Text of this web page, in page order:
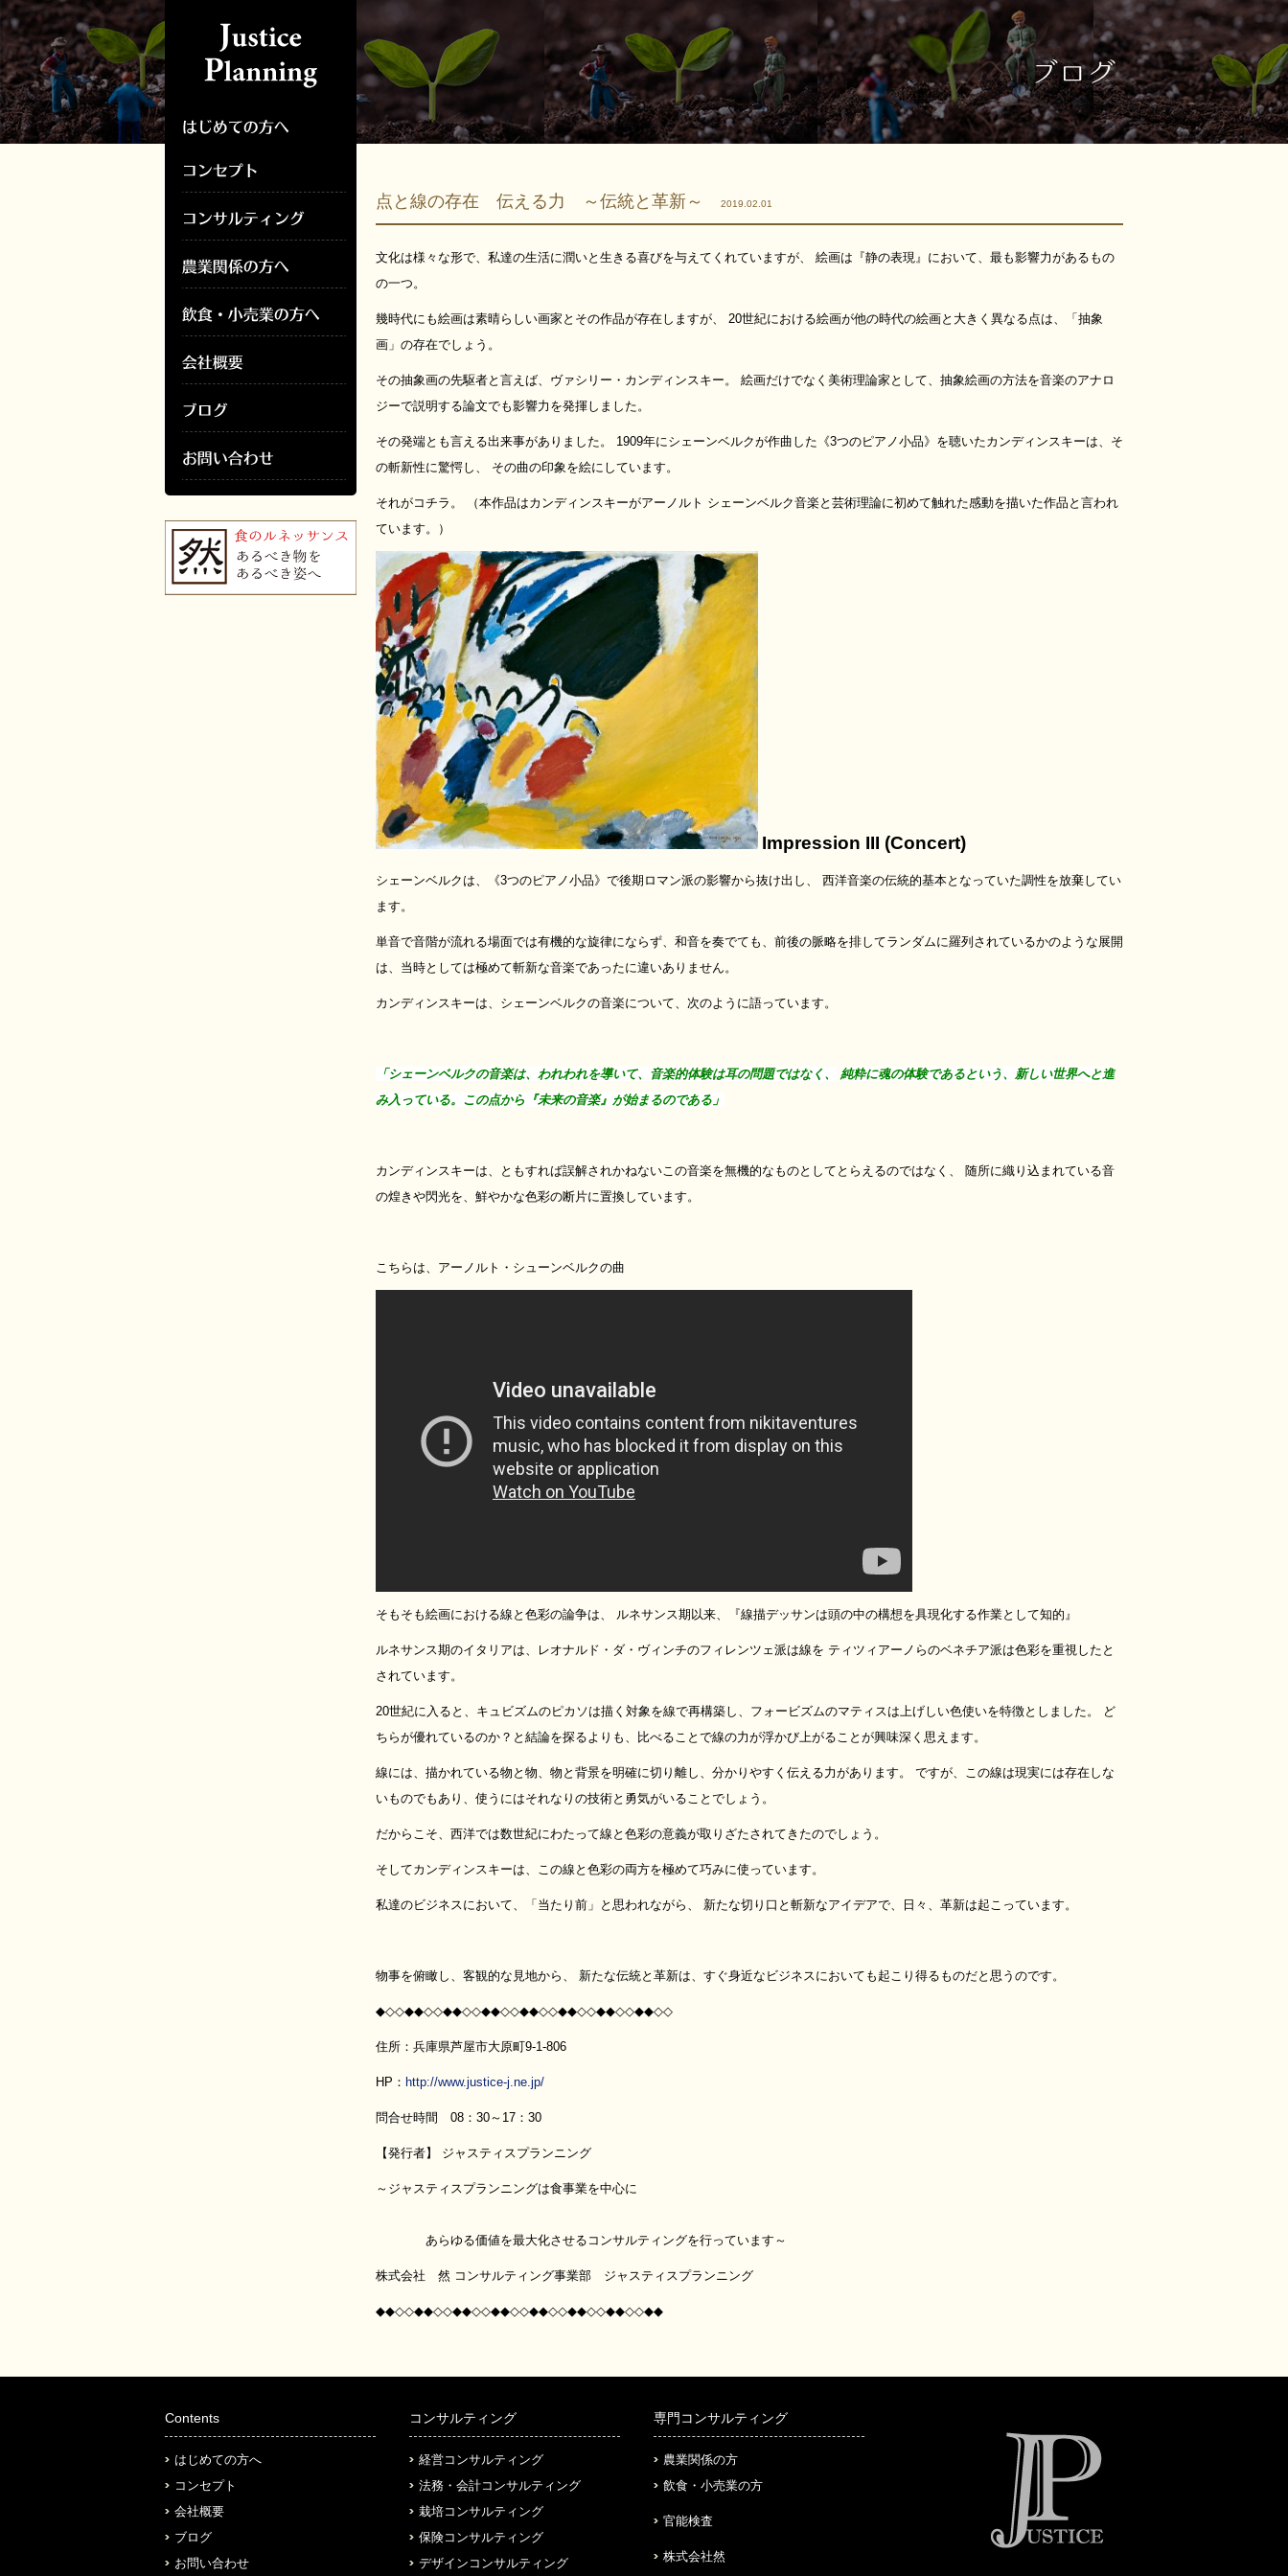
点と線の存在 伝える力 ～伝統と革新～ 2019.02.01
文化は様々な形で、私達の生活に潤いと生きる喜びを与えてくれていますが、 絵画は『静の表現』において、最も影響力があるもの
の一つ。
幾時代にも絵画は素晴らしい画家とその作品が存在しますが、 20世紀における絵画が他の時代の絵画と大きく異なる点は、「抽象
画」の存在でしょう。
その抽象画の先駆者と言えば、ヴァシリー・カンディンスキー。 絵画だけでなく美術理論家として、抽象絵画の方法を音楽のアナロ
ジーで説明する論文でも影響力を発揮しました。
その発端とも言える出来事がありました。 1909年にシェーンベルクが作曲した《3つのピアノ小品》を聴いたカンディンスキーは、そ
の斬新性に驚愕し、 その曲の印象を絵にしています。
それがコチラ。 （本作品はカンディンスキーがアーノルト シェーンベルク音楽と芸術理論に初めて触れた感動を描いた作品と言われ
ています。）
Impression III (Concert)
シェーンベルクは、《3つのピアノ小品》で後期ロマン派の影響から抜け出し、 西洋音楽の伝統的基本となっていた調性を放棄してい
ます。
単音で音階が流れる場面では有機的な旋律にならず、和音を奏でても、前後の脈略を排してランダムに羅列されているかのような展開
は、当時としては極めて斬新な音楽であったに違いありません。
カンディンスキーは、シェーンベルクの音楽について、次のように語っています。
「シェーンベルクの音楽は、われわれを導いて、音楽的体験は耳の問題ではなく、
純粋に魂の体験であるという、新しい世界へと進
み入っている。この点から『未来の音楽』が始まるのである」
カンディンスキーは、ともすれば誤解されかねないこの音楽を無機的なものとしてとらえるのではなく、 随所に織り込まれている音
の煌きや閃光を、鮮やかな色彩の断片に置換しています。
こちらは、アーノルト・シューンベルクの曲
そもそも絵画における線と色彩の論争は、 ルネサンス期以来、『線描デッサンは頭の中の構想を具現化する作業として知的』
ルネサンス期のイタリアは、レオナルド・ダ・ヴィンチのフィレンツェ派は線を ティツィアーノらのベネチア派は色彩を重視したと
されています。
20世紀に入ると、キュビズムのピカソは描く対象を線で再構築し、フォービズムのマティスは上げしい色使いを特徴としました。 ど
ちらが優れているのか？と結論を探るよりも、比べることで線の力が浮かび上がることが興味深く思えます。
線には、描かれている物と物、物と背景を明確に切り離し、分かりやすく伝える力があります。 ですが、この線は現実には存在しな
いものでもあり、使うにはそれなりの技術と勇気がいることでしょう。
だからこそ、西洋では数世紀にわたって線と色彩の意義が取りざたされてきたのでしょう。
そしてカンディンスキーは、この線と色彩の両方を極めて巧みに使っています。
私達のビジネスにおいて、「当たり前」と思われながら、 新たな切り口と斬新なアイデアで、日々、革新は起こっています。
物事を俯瞰し、客観的な見地から、 新たな伝統と革新は、すぐ身近なビジネスにおいても起こり得るものだと思うのです。
◆◇◇◆◆◇◇◆◆◇◇◆◆◇◇◆◆◇◇◆◆◇◇◆◆◇◇◆◆◇◇
住所：兵庫県芦屋市大原町9-1-806
HP： http://www.justice-j.ne.jp/
問合せ時間 08：30～17：30
【発行者】 ジャスティスプランニング
～ジャスティスプランニングは食事業を中心に
あらゆる価値を最大化させるコンサルティングを行っています～
株式会社 然 コンサルティング事業部 ジャスティスプランニング
◆◆◇◇◆◆◇◇◆◆◇◇◆◆◇◇◆◆◇◇◆◆◇◇◆◆◇◇◆◆
Contents
はじめての方へ
コンセプト
会社概要
ブログ
お問い合わせ
コンサルティング
経営コンサルティング
法務・会計コンサルティング
栽培コンサルティング
保険コンサルティング
デザインコンサルティング
専門コンサルティング
農業関係の方
飲食・小売業の方
官能検査
株式会社然